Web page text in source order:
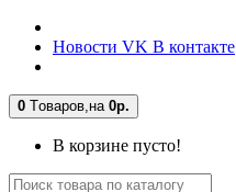
Новости VK В контакте
0 Tоваров, на 0р.
В корзине пусто!